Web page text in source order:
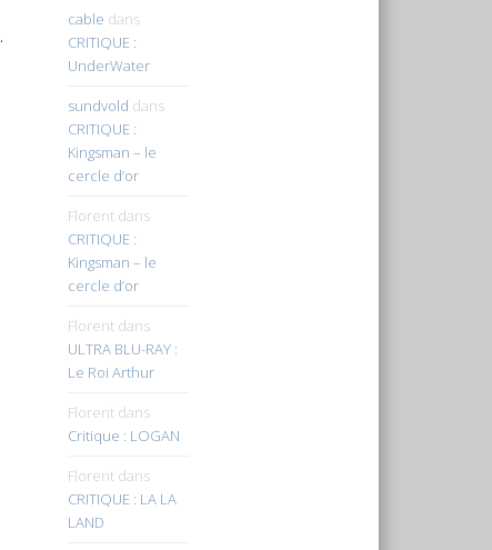
.
cable dans
CRITIQUE :
UnderWater
sundvold dans
CRITIQUE :
Kingsman – le
cercle d’or
Florentdans
CRITIQUE :
Kingsman – le
cercle d’or
Florentdans
ULTRA BLU-RAY :
Le Roi Arthur
Florentdans
Critique : LOGAN
Florentdans
CRITIQUE : LA LA
LAND